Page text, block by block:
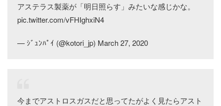
アステラス製薬が「明日照らす」みたいな感じかな。
pic.twitter.com/vFHIghxiN4
— ｼﾞｭﾝﾊﾟｲ (@kotori_jp) March 27, 2020
今までアストロスガスだと思ってたがよく見たらアスト